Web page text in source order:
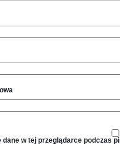
dane w tej przeglądarce podczas